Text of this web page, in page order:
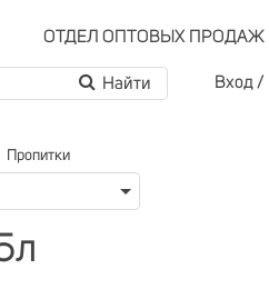
ОТДЕЛ ОПТОВЫХ ПРОДАЖ
Вход /
Пропитки